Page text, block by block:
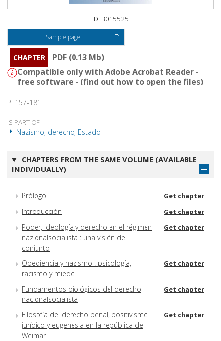
ID: 3015525
Sample page
CHAPTER
PDF (0.13 Mb)
Compatible only with Adobe Acrobat Reader -
free software - (find out how to open the files)
P. 157-181
IS PART OF
Nazismo, derecho, Estado
CHAPTERS FROM THE SAME VOLUME (AVAILABLE
INDIVIDUALLY)
Prólogo Get chapter
Introducción Get chapter
Poder, ideología y derecho en el régimen
nazionalsocialista : una visión de
conjunto
Get chapter
Obediencia y nazismo : psicología,
racismo y miedo
Get chapter
Fundamentos biológicos del derecho
nacionalsocialista
Get chapter
Filosofía del derecho penal, positivismo
jurídico y eugenesia en la república de
Weimar
Get chapter